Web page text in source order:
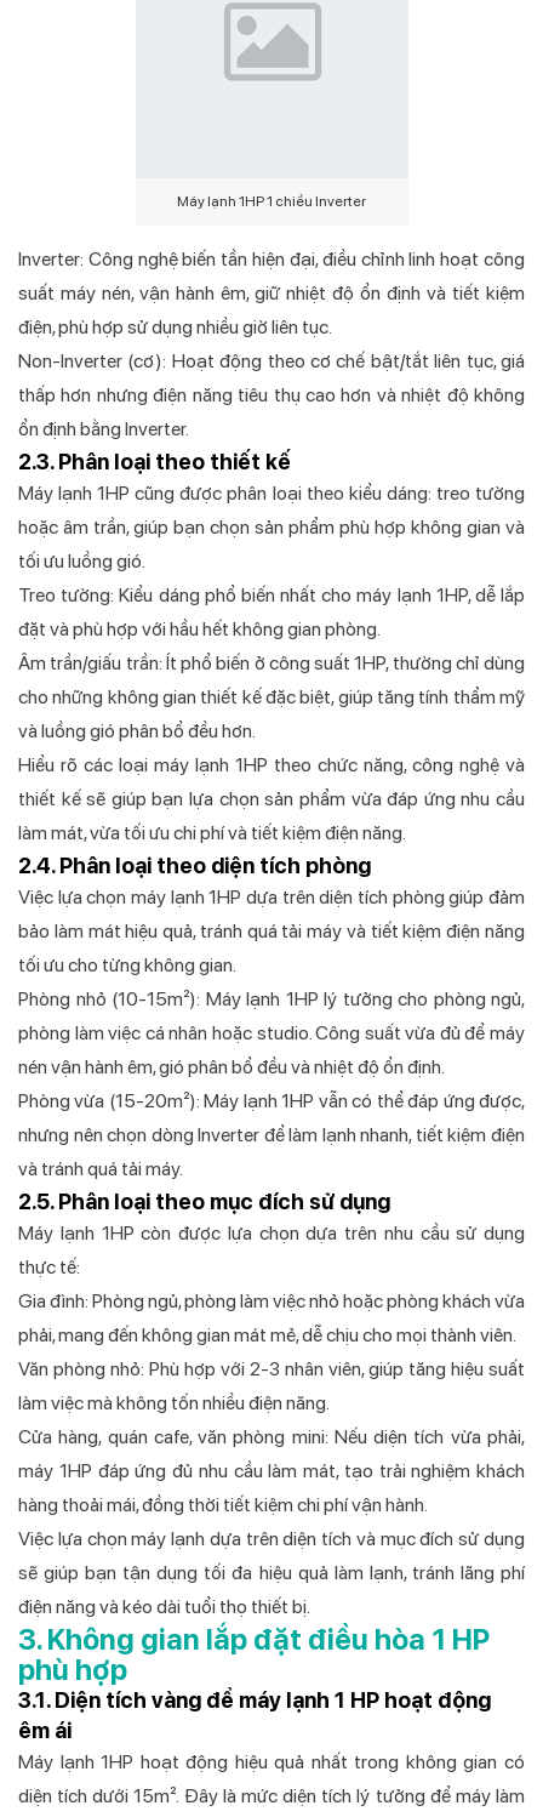
Máy lạnh 1HP 1 chiều Inverter
Inverter: Công nghệ biến tần hiện đại, điều chỉnh linh hoạt công
suất máy nén, vận hành êm, giữ nhiệt độ ổn định và tiết kiệm
điện, phù hợp sử dụng nhiều giờ liên tục.
Non-Inverter (cơ): Hoạt động theo cơ chế bật/tắt liên tục, giá
thấp hơn nhưng điện năng tiêu thụ cao hơn và nhiệt độ không
ổn định bằng Inverter.
2.3. Phân loại theo thiết kế
Máy lạnh 1HP cũng được phân loại theo kiểu dáng: treo tường
hoặc âm trần, giúp bạn chọn sản phẩm phù hợp không gian và
tối ưu luồng gió.
Treo tường: Kiểu dáng phổ biến nhất cho máy lạnh 1HP, dễ lắp
đặt và phù hợp với hầu hết không gian phòng.
Âm trần/giấu trần: Ít phổ biến ở công suất 1HP, thường chỉ dùng
cho những không gian thiết kế đặc biệt, giúp tăng tính thẩm mỹ
và luồng gió phân bổ đều hơn.
Hiểu rõ các loại máy lạnh 1HP theo chức năng, công nghệ và
thiết kế sẽ giúp bạn lựa chọn sản phẩm vừa đáp ứng nhu cầu
làm mát, vừa tối ưu chi phí và tiết kiệm điện năng.
2.4. Phân loại theo diện tích phòng
Việc lựa chọn máy lạnh 1HP dựa trên diện tích phòng giúp đảm
bảo làm mát hiệu quả, tránh quá tải máy và tiết kiệm điện năng
tối ưu cho từng không gian.
Phòng nhỏ (10-15m²): Máy lạnh 1HP lý tưởng cho phòng ngủ,
phòng làm việc cá nhân hoặc studio. Công suất vừa đủ để máy
nén vận hành êm, gió phân bổ đều và nhiệt độ ổn định.
Phòng vừa (15-20m²): Máy lạnh 1HP vẫn có thể đáp ứng được,
nhưng nên chọn dòng Inverter để làm lạnh nhanh, tiết kiệm điện
và tránh quá tải máy.
2.5. Phân loại theo mục đích sử dụng
Máy lạnh 1HP còn được lựa chọn dựa trên nhu cầu sử dụng
thực tế:
Gia đình: Phòng ngủ, phòng làm việc nhỏ hoặc phòng khách vừa
phải, mang đến không gian mát mẻ, dễ chịu cho mọi thành viên.
Văn phòng nhỏ: Phù hợp với 2-3 nhân viên, giúp tăng hiệu suất
làm việc mà không tốn nhiều điện năng.
Cửa hàng, quán cafe, văn phòng mini: Nếu diện tích vừa phải,
máy 1HP đáp ứng đủ nhu cầu làm mát, tạo trải nghiệm khách
hàng thoải mái, đồng thời tiết kiệm chi phí vận hành.
Việc lựa chọn máy lạnh dựa trên diện tích và mục đích sử dụng
sẽ giúp bạn tận dụng tối đa hiệu quả làm lạnh, tránh lãng phí
điện năng và kéo dài tuổi thọ thiết bị.
3. Không gian lắp đặt điều hòa 1 HP
phù hợp
3.1. Diện tích vàng để máy lạnh 1 HP hoạt động
êm ái
Máy lạnh 1HP hoạt động hiệu quả nhất trong không gian có
diện tích dưới 15m². Đây là mức diện tích lý tưởng để máy làm